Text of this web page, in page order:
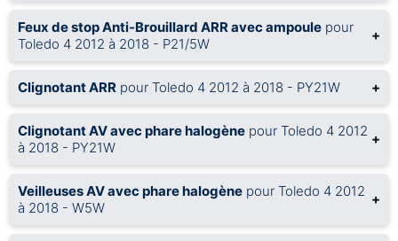
Feux de stop Anti-Brouillard ARR avec ampoule pour
Toledo 4 2012 à 2018 - P21/5W
+
Clignotant ARR pour Toledo 4 2012 à 2018 - PY21W +
Clignotant AV avec phare halogène pour Toledo 4 2012
à 2018 - PY21W
+
Veilleuses AV avec phare halogène pour Toledo 4 2012
à 2018 - W5W
+